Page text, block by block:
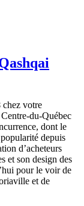
chez votre
du-Québec
dont le
depuis
d’acheteurs
et son design des
pour le voir de
et de